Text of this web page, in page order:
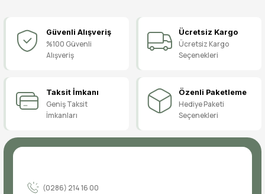
Yorum Yaz
Güvenli Alışveriş
%100 Güvenli
Alışveriş
Ücretsiz Kargo
Ücretsiz Kargo
Seçenekleri
Taksit İmkanı
Geniş Taksit
İmkanları
Özenli Paketleme
Hediye Paketi
Seçenekleri
(0286) 214 16 00